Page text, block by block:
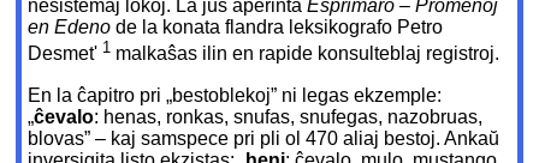
nesistemaj lokoj. La ĵus aperintaEsprimaro – Promenoj
en Edeno de la konata flandra leksikografo Petro
Desmet' 1 malkaŝas ilin en rapide konsulteblaj registroj.
En la ĉapitro pri „bestoblekoj” ni legas ekzemple:
„ĉevalo: henas, ronkas, snufas, snufegas, nazobruas,
blovas” – kaj samspece pri pli ol 470 aliaj bestoj. Ankaŭ